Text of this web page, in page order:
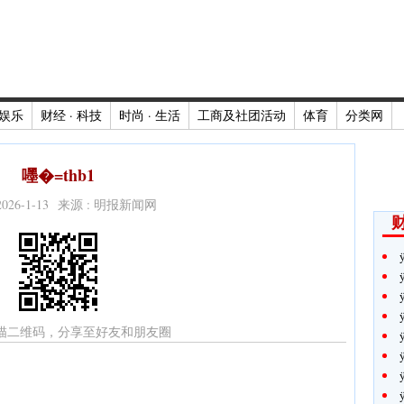
乐 财经 · 科技 时尚 · 生活 工商及社团活动 体育 分类网
嚜�=thb1
1-13 来源 : 明报新闻网
二维码，分享至好友和朋友圈